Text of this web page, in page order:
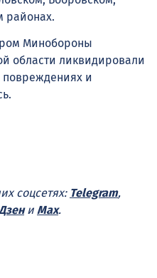
районах.
Минобороны
области ликвидировали
повреждениях и
соцсетях: Telegram,
и Max.